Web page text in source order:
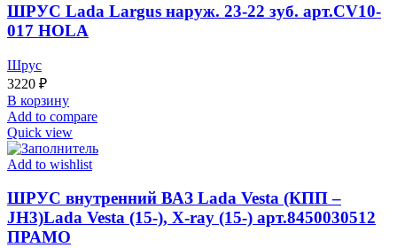
ШРУС Lada Largus наруж. 23-22 зуб. арт.CV10-
017 HOLA
Шрус
3220 ₽
В корзину
Add to compare
Quick view
Add to wishlist
ШРУС внутренний ВАЗ Lada Vesta (КПП –
JH3)Lada Vesta (15-), X-ray (15-) арт.8450030512
ПРАМО